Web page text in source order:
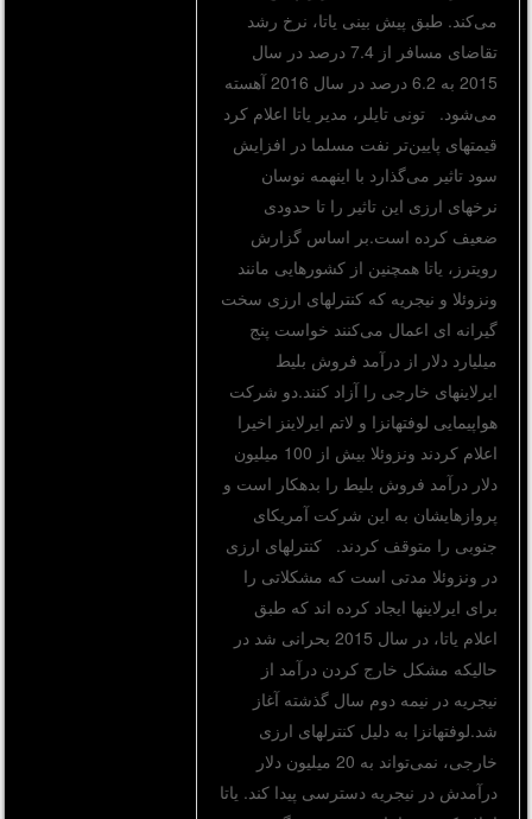
می‌کند. طبق پیش بینی یاتا، نرخ رشد
تقاضای مسافر از 7.4 درصد در سال
2015 به 6.2 درصد در سال 2016 آهسته
می‌شود. تونی تایلر، مدیر یاتا اعلام کرد
قیمتهای پایین‌تر نفت مسلما در افزایش
سود تاثیر می‌گذارد با اینهمه نوسان
نرخهای ارزی این تاثیر را تا حدودی
ضعیف کرده است.بر اساس گزارش
رویترز، یاتا همچنین از کشورهایی مانند
ونزوئلا و نیجریه که کنترلهای ارزی سخت
گیرانه ای اعمال می‌کنند خواست پنج
میلیارد دلار از درآمد فروش بلیط
ایرلاینهای خارجی را آزاد کنند.دو شرکت
هواپیمایی لوفتهانزا و لاتم ایرلاینز اخیرا
اعلام کردند ونزوئلا بیش از 100 میلیون
دلار درآمد فروش بلیط را بدهکار است و
پروازهایشان به این شرکت آمریکای
جنوبی را متوقف کردند. کنترلهای ارزی
در ونزوئلا مدتی است که مشکلاتی را
برای ایرلاینها ایجاد کرده اند که طبق
اعلام یاتا، در سال 2015 بحرانی شد در
حالیکه مشکل خارج کردن درآمد از
نیجریه در نیمه دوم سال گذشته آغاز
شد.لوفتهانزا به دلیل کنترلهای ارزی
خارجی، نمی‌تواند به 20 میلیون دلار
درآمدش در نیجریه دسترسی پیدا کند. یاتا